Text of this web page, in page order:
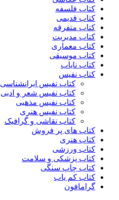
کتاب فلسفه
کتاب قدیمی
کتاب متفرقه
کتاب مدیریت
کتاب معماری
کتاب موسیقی
کتاب نایاب
کتاب نفیس
کتاب نفیس ایرانشناسی
کتاب نفیس شعر و ادبی
کتاب نفیس مذهبی
کتاب نفیس هنری
کتاب نقاشی و گرافیک
کتاب های پر فروش
کتاب هنری
کتاب ورزشی
کتاب پزشکی و سلامت
کتاب چاپ سنگی
کتاب کم یاب
گرامافون